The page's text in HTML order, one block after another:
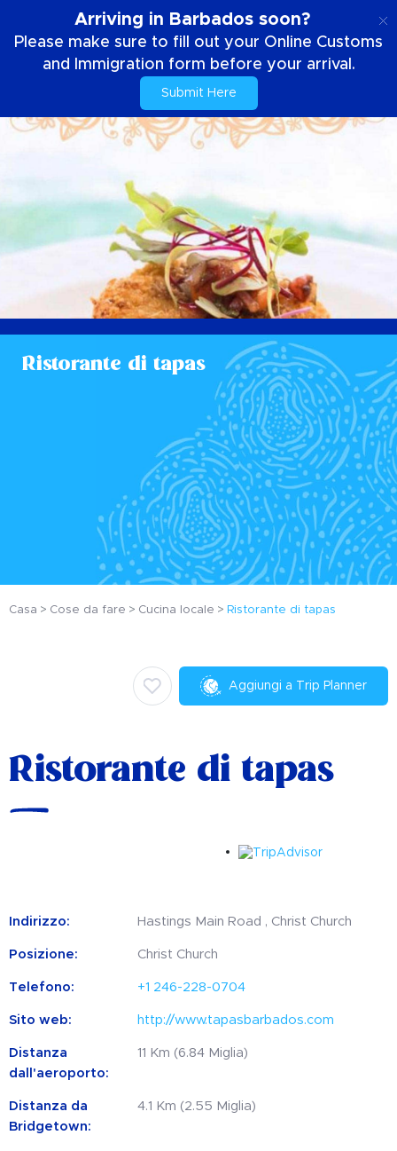
Arriving in Barbados soon?
Please make sure to fill out your Online Customs
and Immigration form before your arrival.
Submit Here
Ristorante di tapas
Casa Cose da fare Cucina locale Ristorante di tapas
Aggiungi a Trip Planner
Ristorante di tapas
Indirizzo: Hastings Main Road , Christ Church
Posizione: Christ Church
Telefono: +1 246-228-0704
Sito web: http://www.tapasbarbados.com
Distanza
dall'aeroporto:
11 Km (6.84 Miglia)
Distanza da
Bridgetown:
4.1 Km (2.55 Miglia)